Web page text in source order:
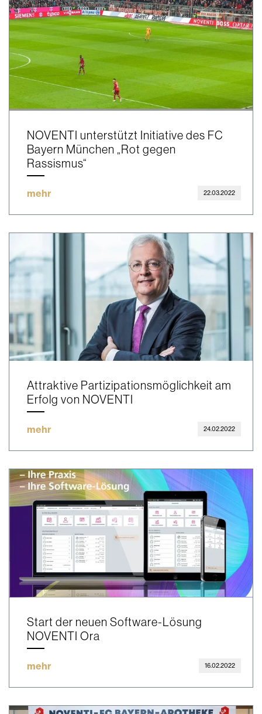
NOVENTI unterstützt Initiative des FC
Bayern München „Rot gegen
Rassismus“
mehr 22.03.2022
Attraktive Partizipationsmöglichkeit am
Erfolg von NOVENTI
mehr 24.02.2022
Start der neuen Software-Lösung
NOVENTI Ora
mehr 16.02.2022